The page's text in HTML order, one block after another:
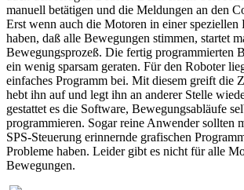
manuell betätigen und die Meldungen an den
Erst wenn auch die Motoren in einer
haben, daß alle Bewegungen stimmen, startet
Bewegungsprozeß. Die fertig programmierten
ein wenig sparsam geraten. Für den Roboter
einfaches Programm bei. Mit diesem greift die
hebt ihn auf und legt ihn an anderer Stelle
gestattet es die Software, Bewegungsabläufe
programmieren. Sogar reine Anwender sollten
SPS-Steuerung erinnernde grafischen
Probleme haben. Leider gibt es nicht für alle
Bewegungen.